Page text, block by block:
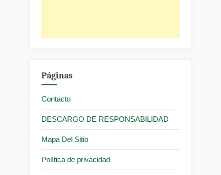
Páginas
Contacto
DESCARGO DE RESPONSABILIDAD
Mapa Del Sitio
Política de privacidad